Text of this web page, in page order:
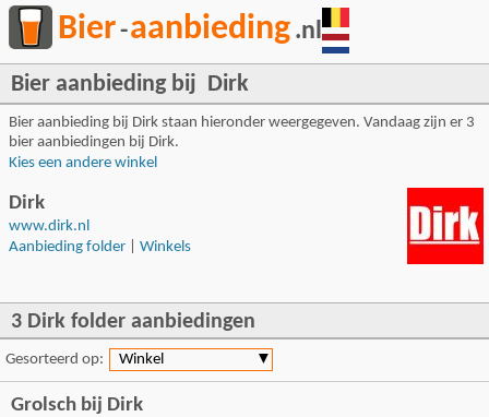
Bier-aanbieding .nl
Bier aanbieding bij Dirk
Bier aanbieding bij Dirk staan hieronder weergegeven. Vandaag zijn er 3
bier aanbiedingen bij Dirk.
Kies een andere winkel
Dirk
www.dirk.nl
Aanbieding folder
Winkels
3 Dirk folder aanbiedingen
Gesorteerd op: Winkel ▼
Grolsch bij Dirk